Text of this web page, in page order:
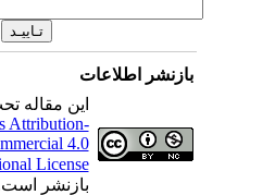
بازنشر اطلاعات
این مقاله
Attribution-
4.0
License
بازنشر است.